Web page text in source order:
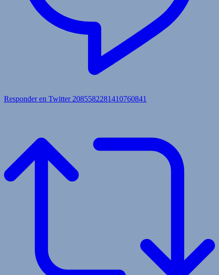
Responder en Twitter 2085582281410760841